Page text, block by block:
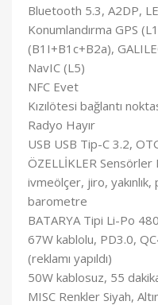
Bluetooth 5.3, A2DP, LE
Konumlandırma GPS
(B1I+B1c+B2a),
NavIC (L5)
NFC Evet
Kızılötesi bağlantı
Radyo Hayır
USB USB Tip-C 3.2,
ÖZELLİKLER
ivmeölçer, jiro,
barometre
BATARYA Tipi Li-Po
67W kablolu, PD3.0,
(reklamı yapıldı)
50W kablosuz, 55
MISC Renkler Siyah,